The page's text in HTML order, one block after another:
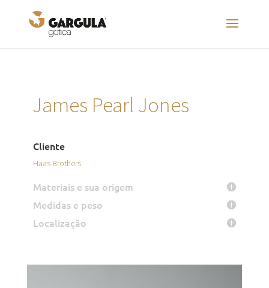
James Pearl Jones
Cliente
Haas Brothers
Materiais e sua origem
Medidas e peso
Localização